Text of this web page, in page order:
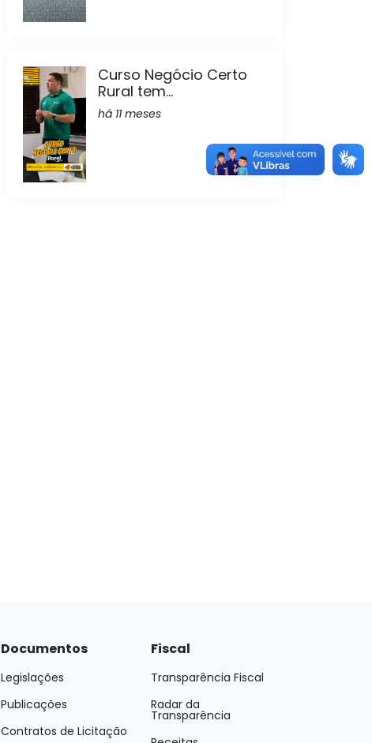
Curso Negócio Certo
Rural tem...
há 11 meses
Documentos
Legislações
Publicações
Contratos de Licitação
Fiscal
Transparência Fiscal
Radar da
Transparência